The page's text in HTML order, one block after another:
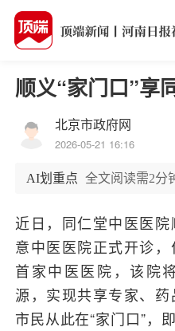
顺义“家门口”享
北京市政府网
2026-05-21 16:16
AI划重点 全文阅读需2分
近日，同仁堂中医医
意中医医院正式开诊
首家中医医院，该院
源，实现共享专家、
市民从此在“家门口”，